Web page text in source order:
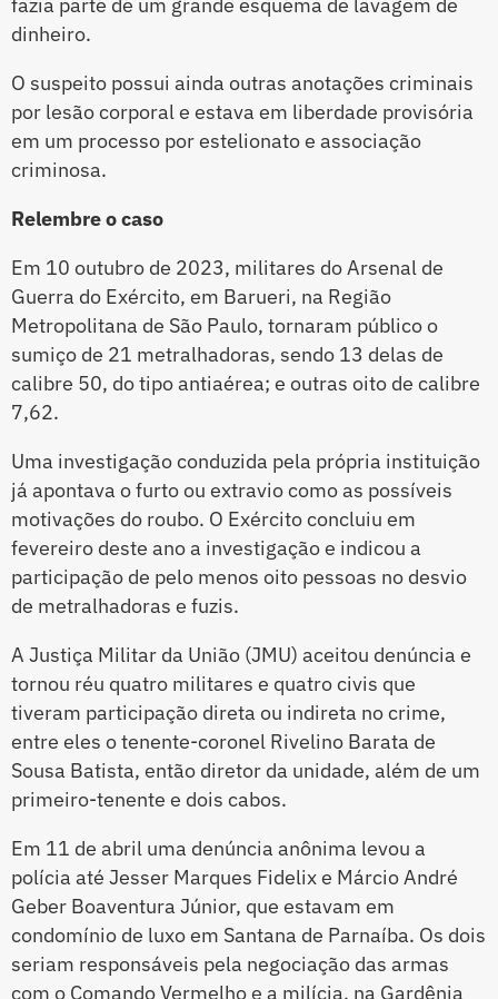
fazia parte de um grande esquema de lavagem de
dinheiro.
O suspeito possui ainda outras anotações criminais
por lesão corporal e estava em liberdade provisória
em um processo por estelionato e associação
criminosa.
Relembre o caso
Em 10 outubro de 2023, militares do Arsenal de
Guerra do Exército, em Barueri, na Região
Metropolitana de São Paulo, tornaram público o
sumiço de 21 metralhadoras, sendo 13 delas de
calibre 50, do tipo antiaérea; e outras oito de calibre
7,62.
Uma investigação conduzida pela própria instituição
já apontava o furto ou extravio como as possíveis
motivações do roubo. O Exército concluiu em
fevereiro deste ano a investigação e indicou a
participação de pelo menos oito pessoas no desvio
de metralhadoras e fuzis.
A Justiça Militar da União (JMU) aceitou denúncia e
tornou réu quatro militares e quatro civis que
tiveram participação direta ou indireta no crime,
entre eles o tenente-coronel Rivelino Barata de
Sousa Batista, então diretor da unidade, além de um
primeiro-tenente e dois cabos.
Em 11 de abril uma denúncia anônima levou a
polícia até Jesser Marques Fidelix e Márcio André
Geber Boaventura Júnior, que estavam em
condomínio de luxo em Santana de Parnaíba. Os dois
seriam responsáveis pela negociação das armas
com o Comando Vermelho e a milícia, na Gardênia